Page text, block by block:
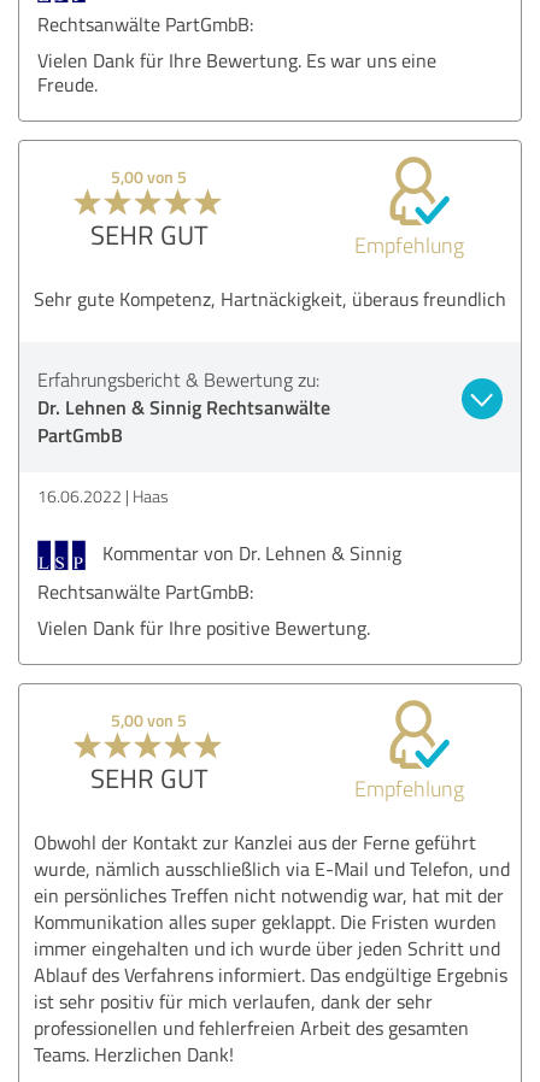
Rechtsanwälte PartGmbB:
Vielen Dank für Ihre Bewertung. Es war uns eine
Freude.
5,00 von 5
SEHR GUT Empfehlung
Sehr gute Kompetenz, Hartnäckigkeit, überaus freundlich
Erfahrungsbericht & Bewertung zu:
Dr. Lehnen & Sinnig Rechtsanwälte
PartGmbB
16.06.2022 Haas
Kommentar von Dr. Lehnen & Sinnig
Rechtsanwälte PartGmbB:
Vielen Dank für Ihre positive Bewertung.
5,00 von 5
SEHR GUT Empfehlung
Obwohl der Kontakt zur Kanzlei aus der Ferne geführt
wurde, nämlich ausschließlich via E-Mail und Telefon, und
ein persönliches Treffen nicht notwendig war, hat mit der
Kommunikation alles super geklappt. Die Fristen wurden
immer eingehalten und ich wurde über jeden Schritt und
Ablauf des Verfahrens informiert. Das endgültige Ergebnis
ist sehr positiv für mich verlaufen, dank der sehr
professionellen und fehlerfreien Arbeit des gesamten
Teams. Herzlichen Dank!